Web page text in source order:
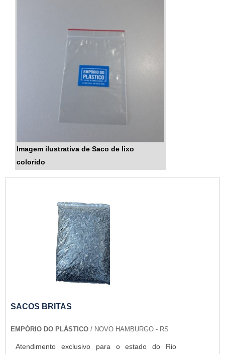
Imagem ilustrativa de Saco de lixo
colorido
SACOS BRITAS
EMPÓRIO DO PLÁSTICO / NOVO HAMBURGO - RS
Atendimento exclusivo para o estado do Rio